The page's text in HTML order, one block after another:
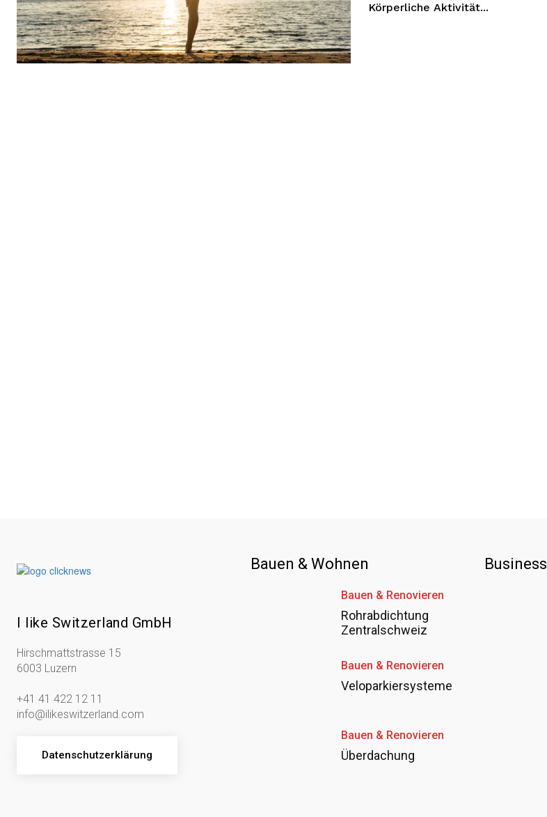
Körperliche Aktivität...
I like Switzerland GmbH
Hirschmattstrasse 15
6003 Luzern
+41 41 422 12 11
info@ilikeswitzerland.com
Datenschutzerklärung
Bauen & Wohnen
Bauen & Renovieren
Rohrabdichtung
Zentralschweiz
Bauen & Renovieren
Veloparkiersysteme
Bauen & Renovieren
Überdachung
Business